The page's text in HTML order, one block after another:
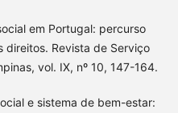
em Portugal: percurso
direitos. Revista de Serviço
vol. IX, nº 10, 147-164.
e sistema de bem-estar: